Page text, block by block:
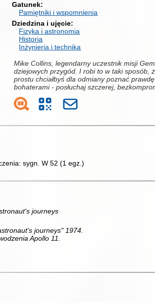
Gatunek
Pamiętniki i wspomnienia
Dziedzina i ujęcie
Fizyka i astronomia
Historia
Inżynieria i technika
Mike Collins, legendarny uczestnik misji
dziejowych przygód. I robi to w taki sposób,
prostu chciałbyś dla odmiany poznać
bohaterami - posłuchaj szczerej,
sygn. W 52 (1 egz.)
journeys
journeys" 1974.
Apollo 11.